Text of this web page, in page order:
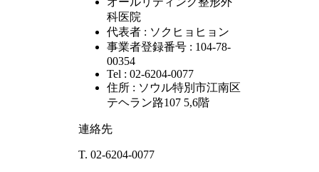
科医院
代表者 : ソクヒョヒョン
事業者登録番号 : 104-78-
00354
Tel : 02-6204-0077
住所 : ソウル特別市江南区
テヘラン路107 5,6階
連絡先
T. 02-6204-0077